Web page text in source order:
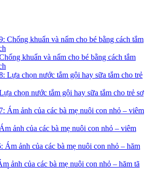
khuẩn và nấm cho bé bằng cách tắm
chọn nước tắm gội hay sữa tắm cho trẻ sơ
ảnh của các bà mẹ nuôi con nhỏ – viêm
ảnh của các bà mẹ nuôi con nhỏ – hăm tã